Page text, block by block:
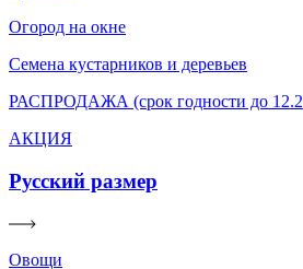
Огород на окне
Семена кустарников и деревьев
РАСПРОДАЖА (срок годности до
АКЦИЯ
Русский размер
Овощи